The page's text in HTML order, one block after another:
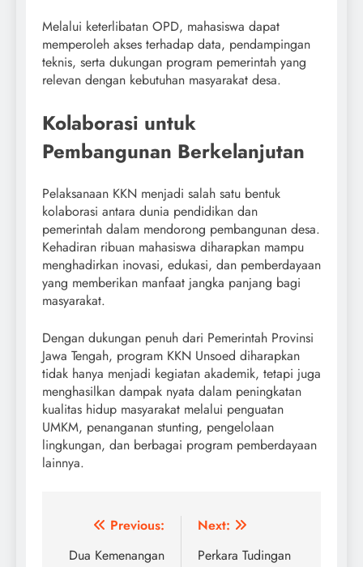
Melalui keterlibatan OPD, mahasiswa dapat
memperoleh akses terhadap data, pendampingan
teknis, serta dukungan program pemerintah yang
relevan dengan kebutuhan masyarakat desa.
Kolaborasi untuk
Pembangunan Berkelanjutan
Pelaksanaan KKN menjadi salah satu bentuk
kolaborasi antara dunia pendidikan dan
pemerintah dalam mendorong pembangunan desa.
Kehadiran ribuan mahasiswa diharapkan mampu
menghadirkan inovasi, edukasi, dan pemberdayaan
yang memberikan manfaat jangka panjang bagi
masyarakat.
Dengan dukungan penuh dari Pemerintah Provinsi
Jawa Tengah, program KKN Unsoed diharapkan
tidak hanya menjadi kegiatan akademik, tetapi juga
menghasilkan dampak nyata dalam peningkatan
kualitas hidup masyarakat melalui penguatan
UMKM, penanganan stunting, pengelolaan
lingkungan, dan berbagai program pemberdayaan
lainnya.
Post
navigation
Previous:
Dua Kemenangan
Next:
Perkara Tudingan